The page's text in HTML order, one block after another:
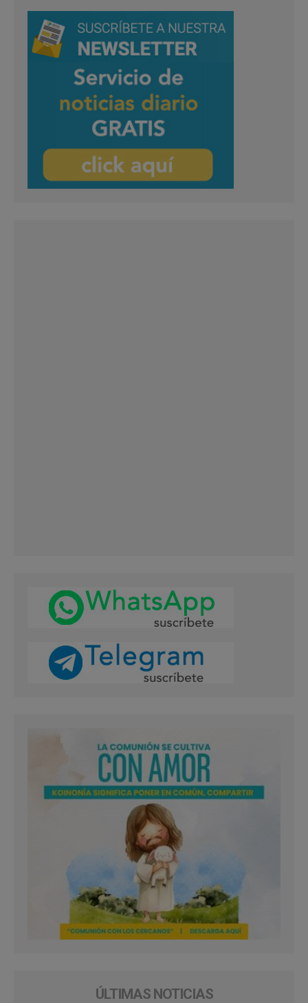
ÚLTIMAS NOTICIAS